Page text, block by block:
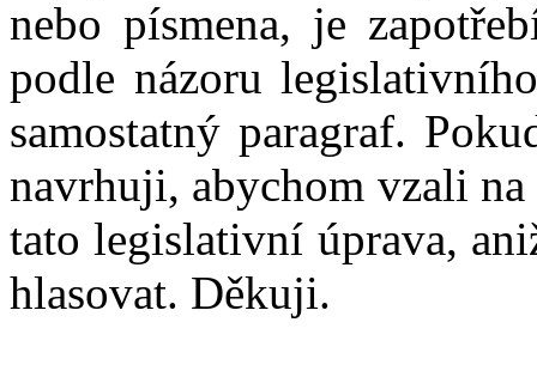
nebo písmena, je
podle názoru
samostatný paragraf.
navrhuji, abychom vzali na
tato legislativní úprava,
hlasovat. Děkuji.